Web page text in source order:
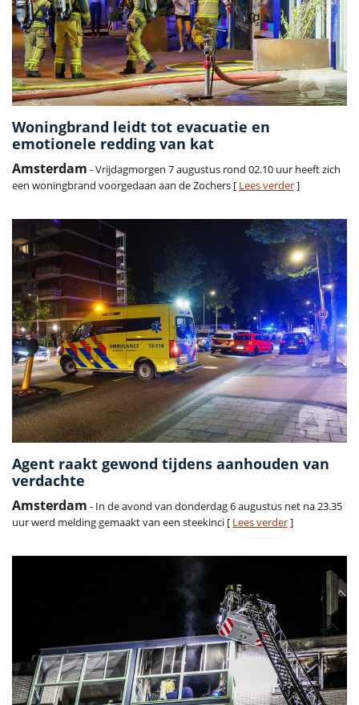
Woningbrand leidt tot evacuatie en
emotionele redding van kat
Amsterdam - Vrijdagmorgen 7 augustus rond 02.10 uur heeft zich
een woningbrand voorgedaan aan de Zochers [ Lees verder]
Agent raakt gewond tijdens aanhouden van
verdachte
Amsterdam - In de avond van donderdag 6 augustus net na 23.35
uur werd melding gemaakt van een steekinci [ Lees verder]